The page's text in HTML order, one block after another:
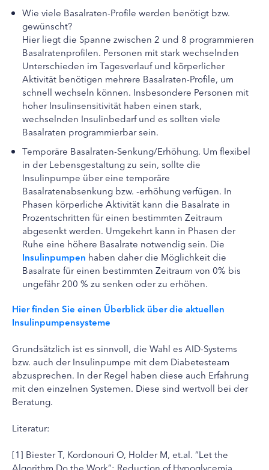
Wie viele Basalraten-Profile werden benötigt bzw.
gewünscht?
Hier liegt die Spanne zwischen 2 und 8 programmieren
Basalratenprofilen. Personen mit stark wechselnden
Unterschieden im Tagesverlauf und körperlicher
Aktivität benötigen mehrere Basalraten-Profile, um
schnell wechseln können. Insbesondere Personen mit
hoher Insulinsensitivität haben einen stark,
wechselnden Insulinbedarf und es sollten viele
Basalraten programmierbar sein.
Temporäre Basalraten-Senkung/Erhöhung. Um flexibel
in der Lebensgestaltung zu sein, sollte die
Insulinpumpe über eine temporäre
Basalratenabsenkung bzw. -erhöhung verfügen. In
Phasen körperliche Aktivität kann die Basalrate in
Prozentschritten für einen bestimmten Zeitraum
abgesenkt werden. Umgekehrt kann in Phasen der
Ruhe eine höhere Basalrate notwendig sein. Die
Insulinpumpen haben daher die Möglichkeit die
Basalrate für einen bestimmten Zeitraum von 0% bis
ungefähr 200 % zu senken oder zu erhöhen.
Hier finden Sie einen Überblick über die aktuellen
Insulinpumpensysteme
Grundsätzlich ist es sinnvoll, die Wahl es AID-Systems
bzw. auch der Insulinpumpe mit dem Diabetesteam
abzusprechen. In der Regel haben diese auch Erfahrung
mit den einzelnen Systemen. Diese sind wertvoll bei der
Beratung.
Literatur:
[1] Biester T, Kordonouri O, Holder M, et.al. “Let the
Algorithm Do the Work”: Reduction of Hypoglycemia